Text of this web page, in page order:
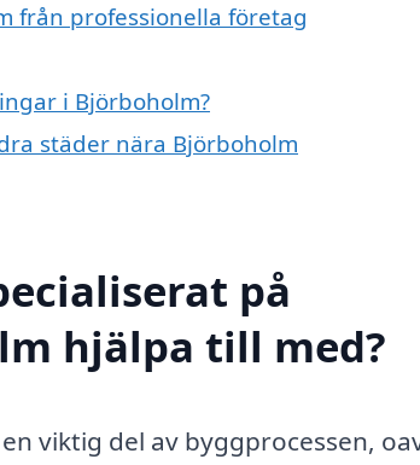
från professionella företag
i Björboholm?
städer nära Björboholm
på
hjälpa till med?
viktig del av byggprocessen,